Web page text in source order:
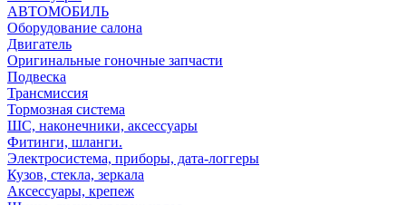
АВТОМОБИЛЬ
Оборудование салона
Двигатель
Оригинальные гоночные запчасти
Подвеска
Трансмиссия
Тормозная система
ШС, наконечники, аксессуары
Фитинги, шланги.
Электросистема, приборы, дата-логгеры
Кузов, стекла, зеркала
Аксессуары, крепеж